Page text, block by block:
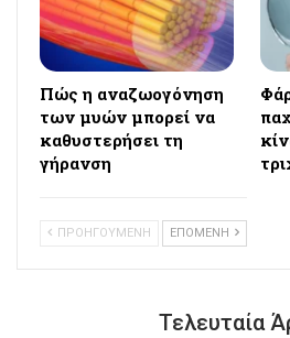
Πώς η αναζωογόνηση
των μυών μπορεί να
καθυστερήσει τη
γήρανση
ΠΡΟΗΓΟΥΜΕΝΗ ΕΠΟΜΕΝΗ
Τελευταία